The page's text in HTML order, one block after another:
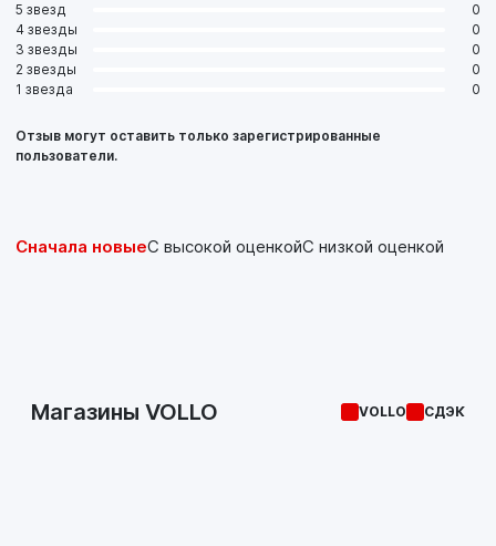
5 звезд
0
4 звезды
0
3 звезды
0
2 звезды
0
1 звезда
0
Отзыв могут оставить только зарегистрированные
пользователи.
Сначала новыеС высокой оценкойС низкой оценкой
Магазины VOLLO VOLLO СДЭК